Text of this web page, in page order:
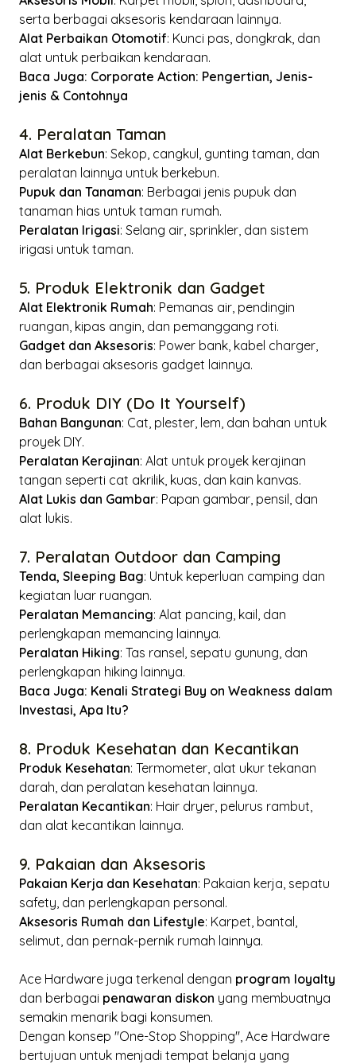
serta berbagai aksesoris kendaraan lainnya.
Alat Perbaikan Otomotif: Kunci pas, dongkrak, dan
alat untuk perbaikan kendaraan.
Baca Juga: Corporate Action: Pengertian, Jenis-
jenis & Contohnya
4. Peralatan Taman
Alat Berkebun: Sekop, cangkul, gunting taman, dan
peralatan lainnya untuk berkebun.
Pupuk dan Tanaman: Berbagai jenis pupuk dan
tanaman hias untuk taman rumah.
Peralatan Irigasi: Selang air, sprinkler, dan sistem
irigasi untuk taman.
5. Produk Elektronik dan Gadget
Alat Elektronik Rumah: Pemanas air, pendingin
ruangan, kipas angin, dan pemanggang roti.
Gadget dan Aksesoris: Power bank, kabel charger,
dan berbagai aksesoris gadget lainnya.
6. Produk DIY (Do It Yourself)
Bahan Bangunan: Cat, plester, lem, dan bahan untuk
proyek DIY.
Peralatan Kerajinan: Alat untuk proyek kerajinan
tangan seperti cat akrilik, kuas, dan kain kanvas.
Alat Lukis dan Gambar: Papan gambar, pensil, dan
alat lukis.
7. Peralatan Outdoor dan Camping
Tenda, Sleeping Bag: Untuk keperluan camping dan
kegiatan luar ruangan.
Peralatan Memancing: Alat pancing, kail, dan
perlengkapan memancing lainnya.
Peralatan Hiking: Tas ransel, sepatu gunung, dan
perlengkapan hiking lainnya.
Baca Juga: Kenali Strategi Buy on Weakness dalam
Investasi, Apa Itu?
8. Produk Kesehatan dan Kecantikan
Produk Kesehatan: Termometer, alat ukur tekanan
darah, dan peralatan kesehatan lainnya.
Peralatan Kecantikan: Hair dryer, pelurus rambut,
dan alat kecantikan lainnya.
9. Pakaian dan Aksesoris
Pakaian Kerja dan Kesehatan: Pakaian kerja, sepatu
safety, dan perlengkapan personal.
Aksesoris Rumah dan Lifestyle: Karpet, bantal,
selimut, dan pernak-pernik rumah lainnya.
Ace Hardware juga terkenal dengan program loyalty
dan berbagai penawaran diskon yang membuatnya
semakin menarik bagi konsumen.
Dengan konsep "One-Stop Shopping", Ace Hardware
bertujuan untuk menjadi tempat belanja yang